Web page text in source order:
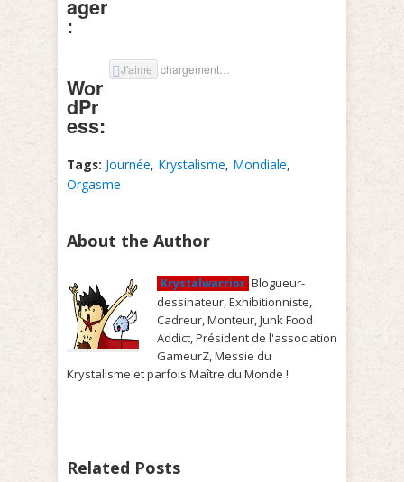
ager
:
Wor
dPr
ess:
J'aime chargement…
Tags: Journée, Krystalisme, Mondiale,
Orgasme
About the Author
Krystalwarrior Blogueur-
dessinateur, Exhibitionniste,
Cadreur, Monteur, Junk Food
Addict, Président de l'association
GameurZ, Messie du
Krystalisme et parfois Maître du Monde !
Related Posts